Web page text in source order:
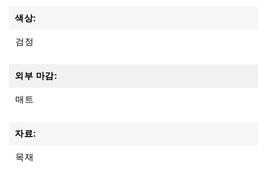
색상:
검정
외부 마감:
매트
자료:
목재